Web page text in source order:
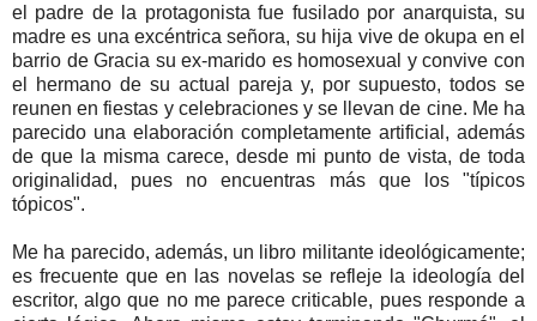
el padre de la protagonista fue fusilado por anarquista, su
madre es una excéntrica señora, su hija vive de okupa en el
barrio de Gracia su ex-marido es homosexual y convive con
el hermano de su actual pareja y, por supuesto, todos se
reunen en fiestas y celebraciones y se llevan de cine. Me ha
parecido una elaboración completamente artificial, además
de que la misma carece, desde mi punto de vista, de toda
originalidad, pues no encuentras más que los "típicos
tópicos".
Me ha parecido, además, un libro militante ideológicamente;
es frecuente que en las novelas se refleje la ideología del
escritor, algo que no me parece criticable, pues responde a